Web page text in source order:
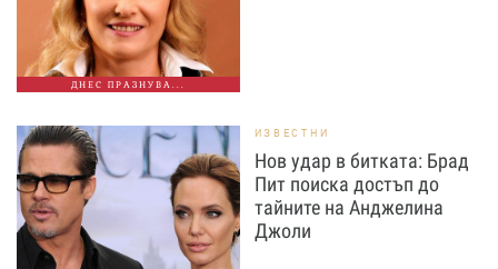
ДНЕС ПРАЗНУВА...
ИЗВЕСТНИ
Нов удар в битката: Брад
Пит поиска достъп до
тайните на Анджелина
Джоли